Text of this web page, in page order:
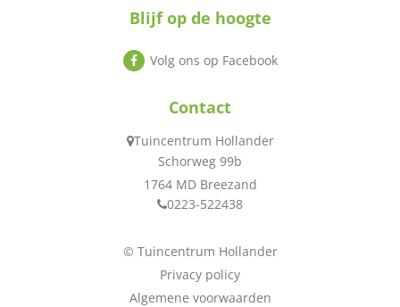
Blijf op de hoogte
Volg ons op Facebook
Contact
Tuincentrum Hollander
Schorweg 99b
1764 MD Breezand
0223-522438
© Tuincentrum Hollander
Privacy policy
Algemene voorwaarden